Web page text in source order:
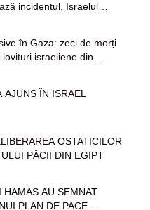
incidentul, Israelul
în Gaza: zeci de morți
israeliene din
ÎN ISRAEL
OSTATICILOR
PĂCII DIN EGIPT
AU SEMNAT
PLAN DE PACE